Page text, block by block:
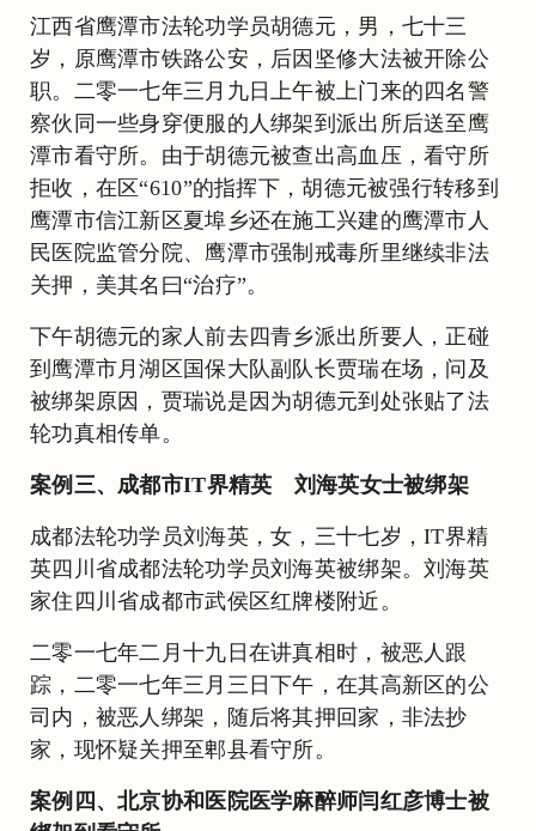
江西省鹰潭市法轮功学员胡德元，男，七十三
岁，原鹰潭市铁路公安，后因坚修大法被开除公
职。二零一七年三月九日上午被上门来的四名警
察伙同一些身穿便服的人绑架到派出所后送至鹰
潭市看守所。由于胡德元被查出高血压，看守所
拒收，在区“610”的指挥下，胡德元被强行转移到
鹰潭市信江新区夏埠乡还在施工兴建的鹰潭市人
民医院监管分院、鹰潭市强制戒毒所里继续非法
关押，美其名曰“治疗”。
下午胡德元的家人前去四青乡派出所要人，正碰
到鹰潭市月湖区国保大队副队长贾瑞在场，问及
被绑架原因，贾瑞说是因为胡德元到处张贴了法
轮功真相传单。
案例三、成都市IT界精英 刘海英女士被绑架
成都法轮功学员刘海英，女，三十七岁，IT界精
英四川省成都法轮功学员刘海英被绑架。刘海英
家住四川省成都市武侯区红牌楼附近。
二零一七年二月十九日在讲真相时，被恶人跟
踪，二零一七年三月三日下午，在其高新区的公
司内，被恶人绑架，随后将其押回家，非法抄
家，现怀疑关押至郫县看守所。
案例四、北京协和医院医学麻醉师闫红彦博士被